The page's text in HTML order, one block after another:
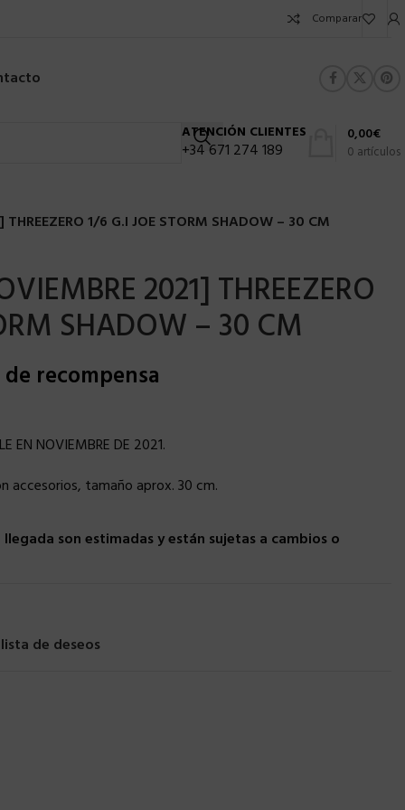
Comparar
ATENCIÓN CLIENTES
+34 671 274 189 0 artículos
0,00€
THREEZERO 1/6 G.I JOE STORM SHADOW – 30 CM
2021] THREEZERO
SHADOW – 30 CM
recompensa
EN NOVIEMBRE DE 2021.
accesorios, tamaño aprox. 30 cm.
llegada son estimadas y están sujetas a cambios o
de deseos